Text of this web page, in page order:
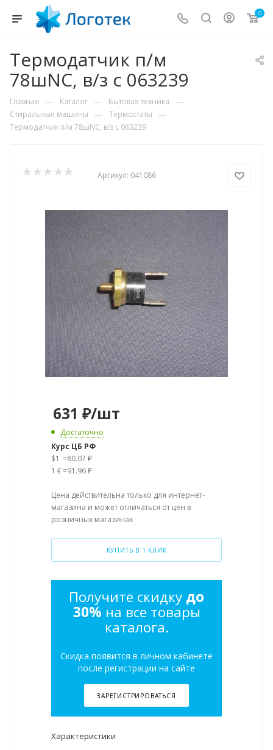
0
Термодатчик п/м
78шNC, в/з с 063239
Главная — Каталог — Бытовая техника —
Стиральные машины — Термостаты —
Термодатчик п/м 78шNC, в/з с 063239
Артикул: 041086
631 ₽/шт
Достаточно
Курс ЦБ РФ
$1 =80.07 ₽
1 €=91.96 ₽
Цена действительна только для интернет-
магазина и может отличаться от цен в
розничных магазинах
КУПИТЬ В 1 КЛИК
Получите скидку до
30% на все товары
каталога.
Скидка появится в личном кабинете
после регистрации на сайте
ЗАРЕГИСТРИРОВАТЬСЯ
Характеристики